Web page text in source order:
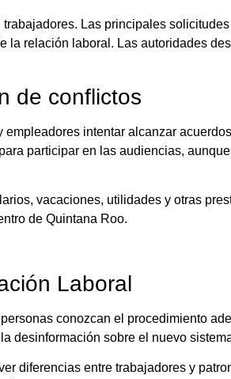
Las principales
relación laboral. Las autoridades
de conflictos
intentar alcanzar
participar en las audiencias,
vacaciones, utilidades y otras
de Quintana Roo.
Laboral
conozcan el procedimiento
desinformación sobre el nuevo
diferencias entre trabajadores y